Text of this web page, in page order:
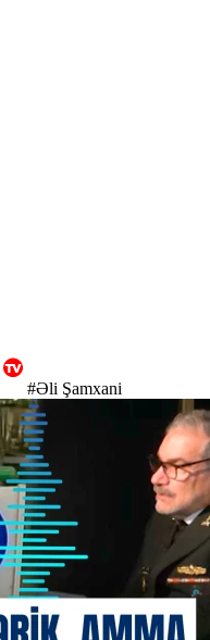
#Əli Şamxani